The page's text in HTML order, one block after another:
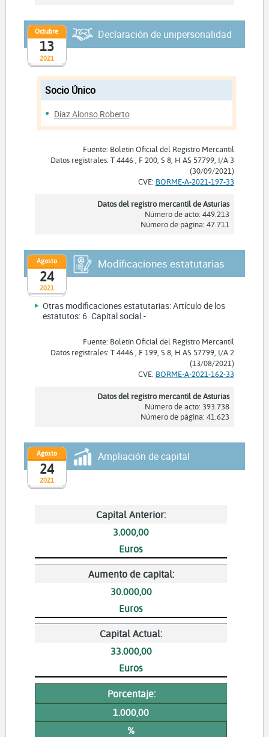
2021
Octubre
13
Declaración de unipersonalidad
Socio Único
Diaz Alonso Roberto
Fuente: Boletín Oficial del Registro Mercantil
Datos registrales: T 4446 , F 200, S 8, H AS 57799, I/A 3
(30/09/2021)
CVE: BORME-A-2021-197-33
Datos del registro mercantil de Asturias
Número de acto: 449.213
Número de página: 47.711
2021
Agosto
24
Modificaciones estatutarias
Otras modificaciones estatutarias: Artículo de los
estatutos: 6. Capital social.-
Fuente: Boletín Oficial del Registro Mercantil
Datos registrales: T 4446 , F 199, S 8, H AS 57799, I/A 2
(13/08/2021)
CVE: BORME-A-2021-162-33
Datos del registro mercantil de Asturias
Número de acto: 393.738
Número de página: 41.623
2021
Agosto
24
Ampliación de capital
Capital Anterior:
3.000,00
Euros
Aumento de capital:
30.000,00
Euros
Capital Actual:
33.000,00
Euros
Porcentaje:
1.000,00
%